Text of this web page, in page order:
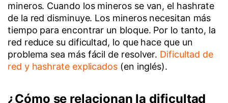
mineros. Cuando los mineros se van, el hashrate
de la red disminuye. Los mineros necesitan más
tiempo para encontrar un bloque. Por lo tanto, la
red reduce su dificultad, lo que hace que un
problema sea más fácil de resolver. Dificultad de
red y hashrate explicados (en inglés).
¿Cómo se relacionan la dificultad